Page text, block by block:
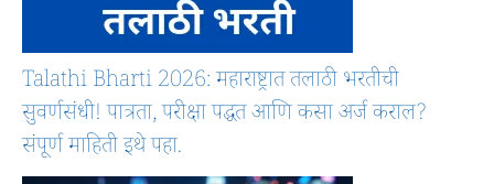
Talathi Bharti 2026: महाराष्ट्रात तलाठी भरतीची
सुवर्णसंधी! पात्रता, परीक्षा पद्धत आणि कसा अर्ज कराल?
संपूर्ण माहिती इथे पहा.